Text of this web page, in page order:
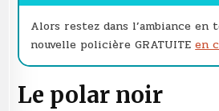
Alors restez dans l’ambiance en
nouvelle policière GRATUITEen
Le polar noir